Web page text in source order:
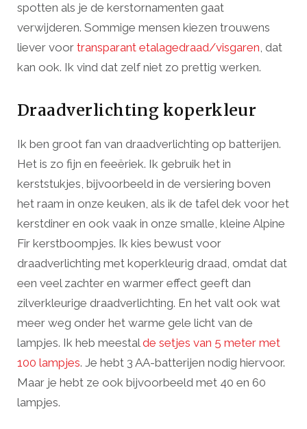
spotten als je de kerstornamenten gaat
verwijderen. Sommige mensen kiezen trouwens
liever voor transparant etalagedraad/visgaren, dat
kan ook. Ik vind dat zelf niet zo prettig werken.
Draadverlichting koperkleur
Ik ben groot fan van draadverlichting op batterijen.
Het is zo fijn en feeëriek. Ik gebruik het in
kerststukjes, bijvoorbeeld in de versiering boven
het raam in onze keuken, als ik de tafel dek voor het
kerstdiner en ook vaak in onze smalle, kleine Alpine
Fir kerstboompjes. Ik kies bewust voor
draadverlichting met koperkleurig draad, omdat dat
een veel zachter en warmer effect geeft dan
zilverkleurige draadverlichting. En het valt ook wat
meer weg onder het warme gele licht van de
lampjes. Ik heb meestal de setjes van 5 meter met
100 lampjes. Je hebt 3 AA-batterijen nodig hiervoor.
Maar je hebt ze ook bijvoorbeeld met 40 en 60
lampjes.